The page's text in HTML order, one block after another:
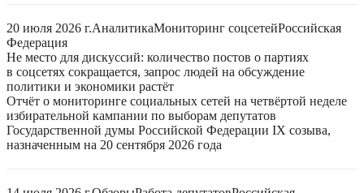
20 июля 2026 г.АналитикаМониторинг соцсетейРоссийская
Федерация
Не место для дискуссий: количество постов о партиях
в соцсетях сокращается, запрос людей на обсуждение
политики и экономики растёт
Отчёт о мониторинге социальных сетей на четвёртой неделе
избирательной кампании по выборам депутатов
Государственной думы Российской Федерации IX созыва,
назначенным на 20 сентября 2026 года